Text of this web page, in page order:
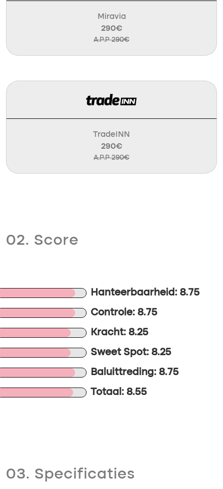
Miravia
290€
A.P.P 290€
TradeINN
290€
A.P.P 290€
02. Score
Hanteerbaarheid: 8.75
Controle: 8.75
Kracht: 8.25
Sweet Spot: 8.25
Baluittreding: 8.75
Totaal: 8.55
03. Specificaties